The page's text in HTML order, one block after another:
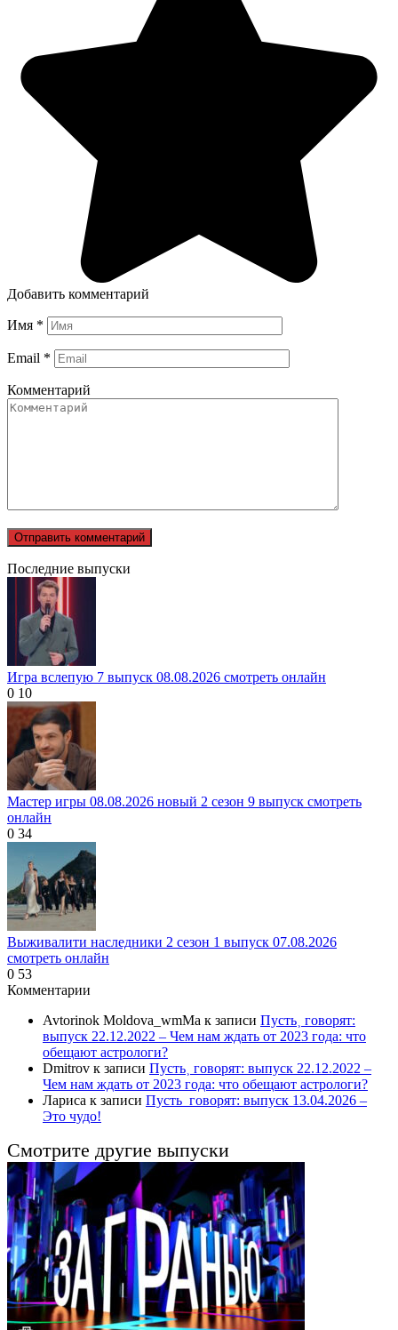
Добавить комментарий
Имя *
Email *
Комментарий
Последние выпуски
Игра вслепую 7 выпуск 08.08.2026 смотреть онлайн
0 10
Мастер игры 08.08.2026 новый 2 сезон 9 выпуск смотреть
онлайн
0 34
Выживалити наследники 2 сезон 1 выпуск 07.08.2026
смотреть онлайн
0 53
Комментарии
Avtorinok Moldova_wmMa к записи Пусть˲ говорят:
выпуск 22.12.2022 – Чем нам ждать от 2023 года: что
обещают астрологи?
Dmitrov к записи Пусть˲ говорят: выпуск 22.12.2022 –
Чем нам ждать от 2023 года: что обещают астрологи?
Лариса к записи Пусть_говорят: выпуск 13.04.2026 –
Это чудо!
Смотрите другие выпуски